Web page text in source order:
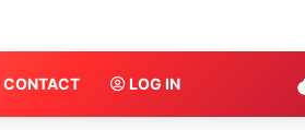
CONTACT LOG IN